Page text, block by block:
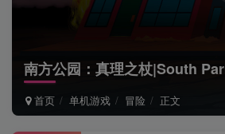
南方公园：真理之杖|South
首页 单机游戏 冒险 正文